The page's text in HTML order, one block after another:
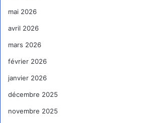
mai 2026
avril 2026
mars 2026
février 2026
janvier 2026
décembre 2025
novembre 2025